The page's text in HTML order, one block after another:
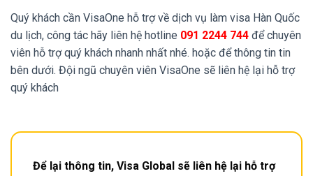
Quý khách cần VisaOne hỗ trợ về dịch vụ làm visa Hàn Quốc
du lịch, công tác hãy liên hệ hotline 091 2244 744 để chuyên
viên hỗ trợ quý khách nhanh nhất nhé. hoặc để thông tin tin
bên dưới. Đội ngũ chuyên viên VisaOne sẽ liên hệ lại hỗ trợ
quý khách
Để lại thông tin, Visa Global sẽ liên hệ lại hỗ trợ